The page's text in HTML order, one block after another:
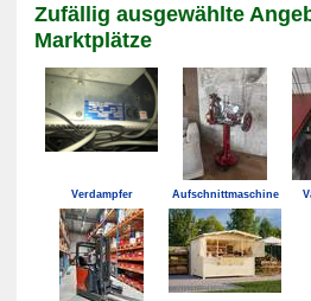
Zufällig ausgewählte
Marktplätze
Verdampfer Aufschnittmaschine